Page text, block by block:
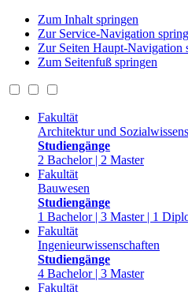
Zum Inhalt springen
Zur Service-Navigation
Zur Seiten Haupt-Navigation
Zum Seitenfuß springen
Fakultät
Architektur und
Studiengänge
2 Bachelor | 2 Master
Fakultät
Bauwesen
Studiengänge
1 Bachelor | 3 Master | 1
Fakultät
Ingenieurwissenschaften
Studiengänge
4 Bachelor | 3 Master
Fakultät